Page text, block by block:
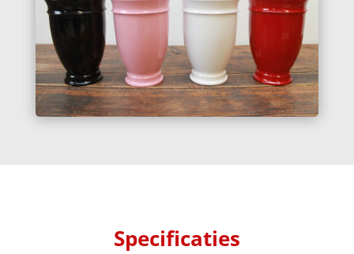
Specificaties